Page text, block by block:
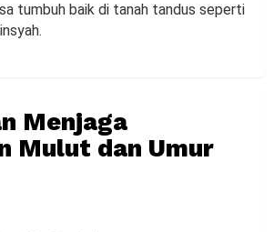
tumbuh baik di tanah tandus seperti
Menjaga
Mulut dan Umur